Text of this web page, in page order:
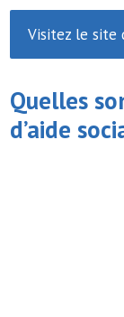
Visitez le site
Quelles
d’aide